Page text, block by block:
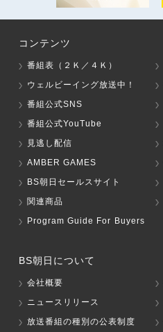
コンテンツ
番組表（２Ｋ／４Ｋ）
ウェルビーイング放送中！
番組公式SNS
番組公式YouTube
見逃し配信
AMBER GAMES
BS朝日セールスサイト
関連商品
Program Guide For Buyers
BS朝日について
会社概要
ニュースリリース
放送番組の種別の公表制度